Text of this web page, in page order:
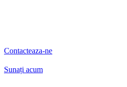
Contacteaza-ne
Sunați acum